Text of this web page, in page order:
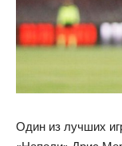
Один из лучших